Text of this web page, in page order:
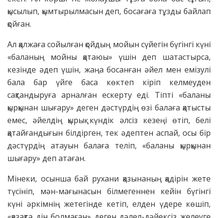
қысылып, қымтырылмасын деп, босағаға тұзды байлап
қойған.
Ал қалжаға сойылған қойдың мойын сүйегін бүгінгі күні
«баланың мойны қатаюы» үшін деп шатастырса,
кезінде әдеп үшін, жаңа босанған әйел мен емізулі
бала бар үйге баса көктеп кіріп келмеуден
сақтандыруға арналған ескерту еді. Тіпті «баланы
қырқынан шығару» деген дәстүрдің өзі балаға қатысты
емес, әйелдің қырық күндік әлсіз кезеңі өтіп, белі
қатайғандығын білдірген, тек әдептен аспай, осы бір
дәстүрдің атауын балаға теліп, «баланы қырқынан
шығару» деп атаған.
Мінеки, осынша бай рухани қазынаның қадірін жете
түсініп, мән-мағынасын білмегеннен кейін бүгінгі
күні әркімнің жетегінде кетіп, елден үдере көшіп,